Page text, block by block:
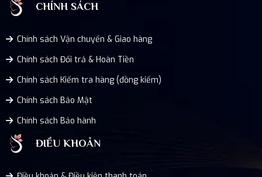
CHÍNH SÁCH
Chính sách Vận chuyển & Giao hàng
Chính sách Đổi trả & Hoàn Tiền
Chính sách Kiểm tra hàng (đồng kiểm)
Chính sách Bảo Mật
Chính sách Bảo hành
ĐIỀU KHOẢN